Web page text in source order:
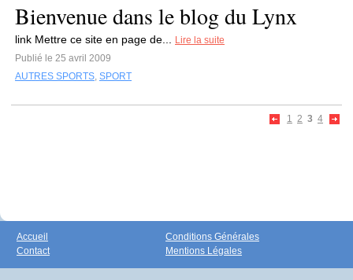
Bienvenue dans le blog du Lynx
link Mettre ce site en page de...
Lire la suite
Publié le 25 avril 2009
AUTRES SPORTS, SPORT
1 2 3 4
Accueil
Contact
Conditions Générales
Mentions Légales